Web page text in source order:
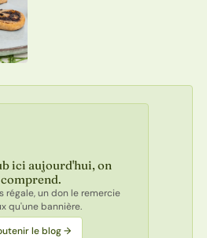
ici aujourd'hui, on
comprend.
régale, un don le remercie
qu'une bannière.
le blog →